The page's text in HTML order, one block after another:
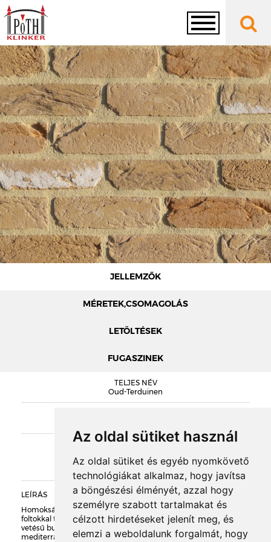
Az oldal sütiket használ
Az oldal sütiket és egyéb nyomkövető
technológiákat alkalmaz, hogy javítsa
a böngészési élményét, azzal hogy
személyre szabott tartalmakat és
célzott hirdetéseket jelenít meg, és
elemzi a weboldalunk forgalmát, hogy
Toggle
navigation
JELLEMZŐK
MÉRETEK,CSOMAGOLÁS
LETÖLTÉSEK
FUGASZINEK
TELJES NÉV
Oud-Terduinen
KIEGÉSZÍTŐK
LEÍRÁS
Homoksárga alapszínű, narancssárga, szürkés és piszkosfehér
foltokkal tarkított, bontott téglát imitáló, szabálytalan alakú, kézi
vetésű burkolótégla és lap. Világos színű, antik hatású vagy
mediterrán homlokzatok kialakításához kiváló.
MÉRETEK
RAKLAPTÖMEG
DARABSÚLY
NELISSEN KATALÓGUS